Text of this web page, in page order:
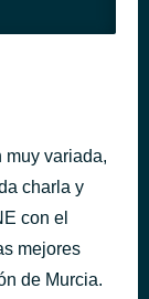
muy variada,
charla y
con el
mejores
de Murcia.